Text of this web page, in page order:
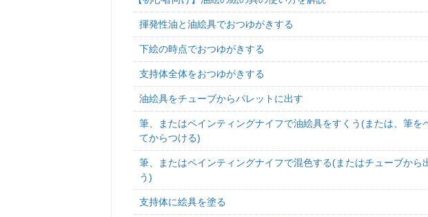
揮発性油と油絵具でおつゆがきする
下絵の時点でおつゆがきする
支持体全体をおつゆがきする
油絵具をチューブからパレットに出す
筆、またはペインティングナイフで油絵具をすくう(または、筆を
てからつける)
筆、またはペインティングナイフで混色する(またはチューブから
う)
支持体に絵具を塗る